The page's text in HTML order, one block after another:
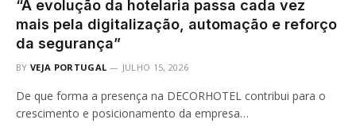
“A evolução da hotelaria passa cada vez
mais pela digitalização, automação e reforço
da segurança”
BY VEJA PORTUGAL JULHO 15, 2026
De que forma a presença na DECORHOTEL contribui para o
crescimento e posicionamento da empresa…